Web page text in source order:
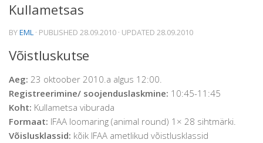
Kullametsas
BYEML · PUBLISHED 28.09.2010 · UPDATED 28.09.2010
Võistluskutse
Aeg: 23 oktoober 2010.a algus 12:00.
Registreerimine/ soojenduslaskmine: 10:45-11:45
Koht: Kullametsa viburada
Formaat: IFAA loomaring (animal round) 1× 28 sihtmärki.
Võislusklassid: kõik IFAA ametlikud võistlusklassid